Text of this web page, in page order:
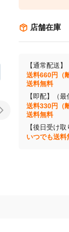
店舗在庫
【通常配送】
送料660円（
送料無料
【即配】（
送料330円（
送料無料
【後日受け取
いつでも送料